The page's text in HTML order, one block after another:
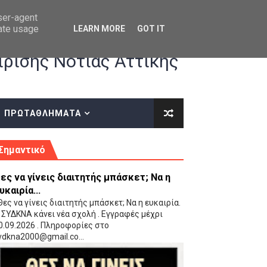
οδηγίες επί του ΚΑΝΟΝΙΣΜΟΥ ΕΓΓΡΑΦΩΝ-ΜΕΤΑΓΡΑΦΩΝ ΤΗΣ
(VIDEO)
Νότιας Αττικής
ΠΡΩΤΑΘΛΗΜΑΤΑ
να γίνεις διαιτητής μπάσκετ; Να η
να γίνεις διαιτητής μπάσκετ; Να η ευκαιρία.
κάνει νέα σχολή . Εγγραφές μέχρι
. Πληροφορίες στο
agent
usage
LEARN MORE GOT IT